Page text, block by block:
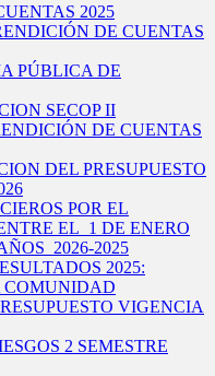
2025
DE CUENTAS
PÚBLICA DE
SECOP II
DE CUENTAS
DEL PRESUPUESTO
POR EL
EL 1 DE ENERO
2026-2025
2025:
COMUNIDAD
VIGENCIA
2 SEMESTRE